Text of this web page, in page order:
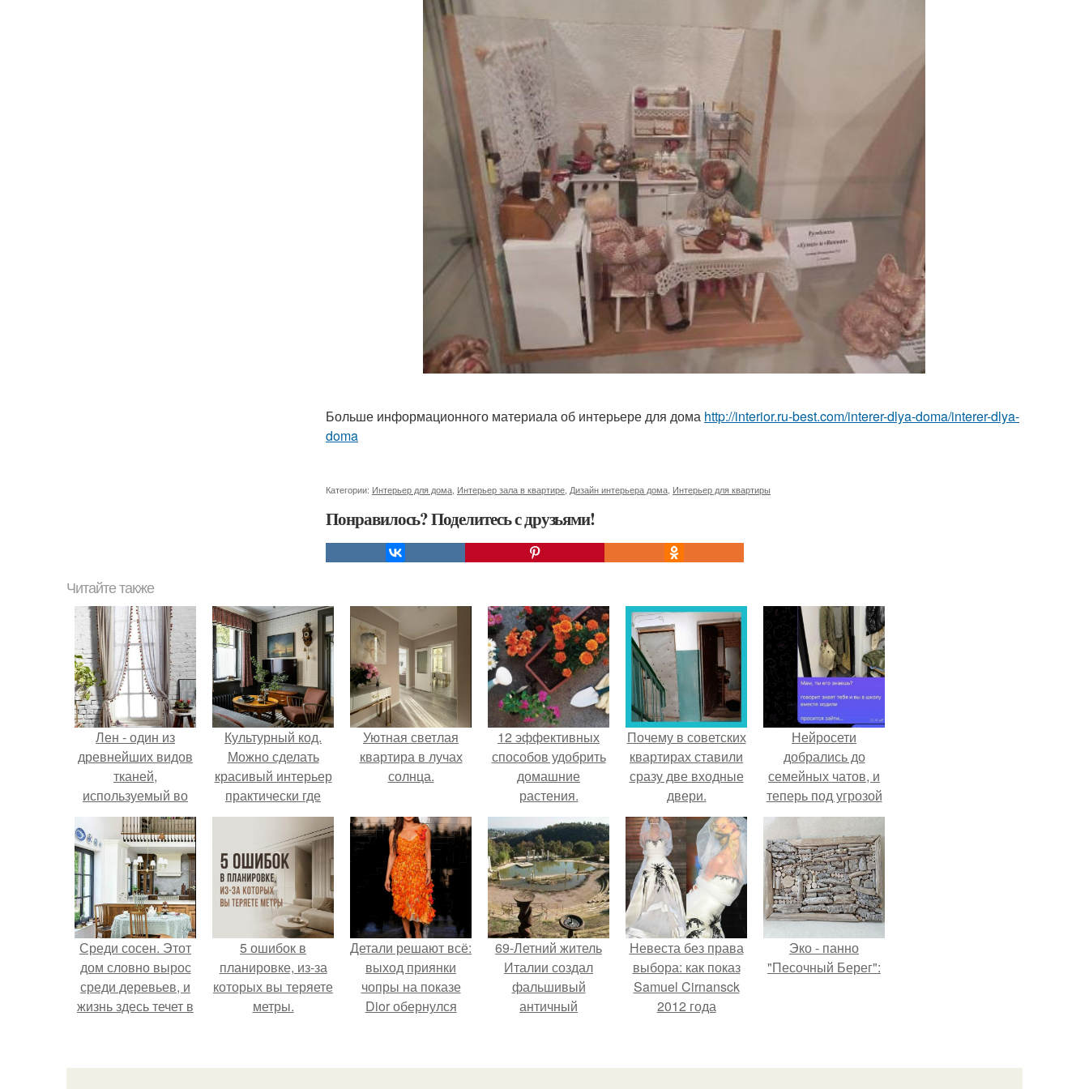
Больше информационного материала об интерьере для дома http://interior.ru-best.com/interer-dlya-doma/interer-dlya-
doma
Категории: Интерьер для дома Интерьер зала в квартире Дизайн интерьера дома Интерьер для квартиры
Понравилось? Поделитесь с друзьями!
Читайте также
Лен - один из
древнейших видов
тканей,
используемый во
многих областях
жизни человека.
Культурный код.
Можно сделать
красивый интерьер
практически где
угодно.
Уютная светлая
квартира в лучах
солнца.
12 эффективных
способов удобрить
домашние
растения.
Почему в советских
квартирах ставили
сразу две входные
двери.
Нейросети
добрались до
семейных чатов, и
теперь под угрозой
мамины нервы.
Среди сосен. Этот
дом словно вырос
среди деревьев, и
жизнь здесь течет в
спешки и лишнего
5 ошибок в
планировке, из-за
которых вы теряете
метры.
Детали решают всё:
выход приянки
чопры на показе
Dior обернулся
пошива.
69-Летний житель
Италии создал
фальшивый
античный
успешно выдавал
Невеста без права
выбора: как показ
Samuel Cirnansck
2012 года
принуждения.
Эко - панно
"Песочный Берег":